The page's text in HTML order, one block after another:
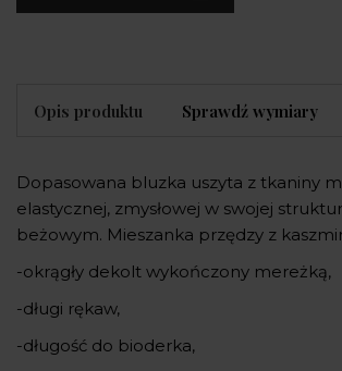
Opis produktu Sprawdź wymiary
Dopasowana bluzka uszyta z tkaniny
elastycznej, zmysłowej w swojej
beżowym. Mieszanka przędzy z
-okrągły dekolt wykończony mereżką,
-długi rękaw,
-długość do bioderka,